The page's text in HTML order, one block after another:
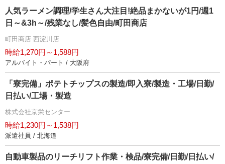
人気ラーメン調理/学生さん大注目!絶品まかないが1円/週1
日～&3h～/残業なし/髪色自由/町田商店
町田商店 西淀川店
時給1,270円～1,588円
アルバイト・パート / 大阪府
「寮完備」ポテトチップスの製造/即入寮/製造・工場/日勤/
日払い/工場・製造
株式会社京栄センター
時給1,230円～1,538円
派遣社員 / 北海道
自動車製品のリーチリフト作業・検品/寮完備/日勤/日払い/